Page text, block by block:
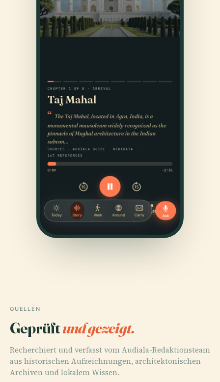
QUELLEN
Geprüftund gezeigt.
Recherchiert und verfasst vom Audiala-Redaktionsteam
aus historischen Aufzeichnungen, architektonischen
Archiven und lokalem Wissen.